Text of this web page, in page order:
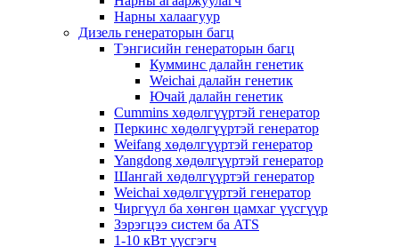
Нарны халаагуур
Дизель генераторын багц
Тэнгисийн генераторын багц
Кумминс далайн генетик
Weichai далайн генетик
Ючай далайн генетик
Cummins хөдөлгүүртэй генератор
Перкинс хөдөлгүүртэй генератор
Weifang хөдөлгүүртэй генератор
Yangdong хөдөлгүүртэй генератор
Шангай хөдөлгүүртэй генератор
Weichai хөдөлгүүртэй генератор
Чиргүүл ба хөнгөн цамхаг үүсгүүр
Зэрэгцээ систем ба ATS
1-10 кВт үүсгэгч